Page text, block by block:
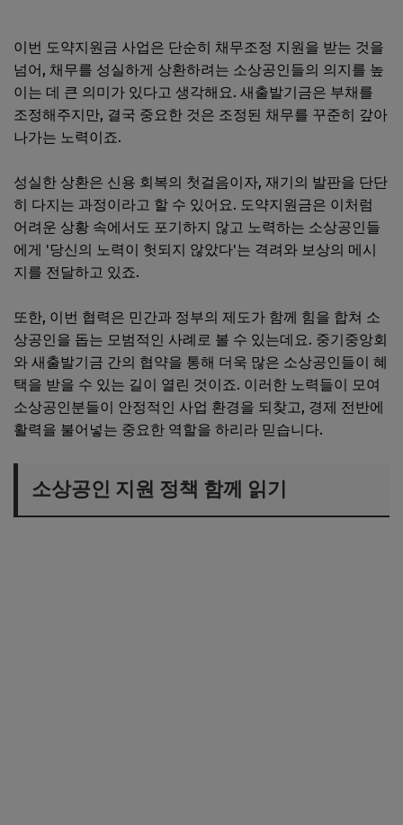
이번 도약지원금 사업은 단순히 채무조정 지원을 받는 것을
넘어, 채무를 성실하게 상환하려는 소상공인들의 의지를 높
이는 데 큰 의미가 있다고 생각해요. 새출발기금은 부채를
조정해주지만, 결국 중요한 것은 조정된 채무를 꾸준히 갚아
나가는 노력이죠.
성실한 상환은 신용 회복의 첫걸음이자, 재기의 발판을 단단
히 다지는 과정이라고 할 수 있어요. 도약지원금은 이처럼
어려운 상황 속에서도 포기하지 않고 노력하는 소상공인들
에게 '당신의 노력이 헛되지 않았다'는 격려와 보상의 메시
지를 전달하고 있죠.
또한, 이번 협력은 민간과 정부의 제도가 함께 힘을 합쳐 소
상공인을 돕는 모범적인 사례로 볼 수 있는데요. 중기중앙회
와 새출발기금 간의 협약을 통해 더욱 많은 소상공인들이 혜
택을 받을 수 있는 길이 열린 것이죠. 이러한 노력들이 모여
소상공인분들이 안정적인 사업 환경을 되찾고, 경제 전반에
활력을 불어넣는 중요한 역할을 하리라 믿습니다.
소상공인 지원 정책 함께 읽기